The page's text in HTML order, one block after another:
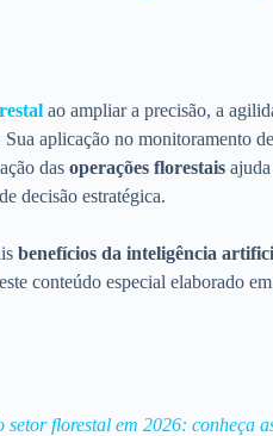
ao ampliar a precisão, a
aplicação no monitoramento
das operações florestais
decisão estratégica.
benefícios da inteligência
conteúdo especial elaborado
setor florestal em 2026: conheça